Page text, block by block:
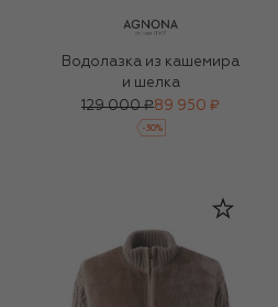
Водолазка из кашемира
и шелка
129 000 ₽89 950 ₽
-30%